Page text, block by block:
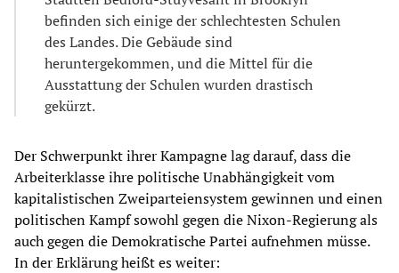
befinden sich einige der schlechtesten Schulen
des Landes. Die Gebäude sind
heruntergekommen, und die Mittel für die
Ausstattung der Schulen wurden drastisch
gekürzt.
Der Schwerpunkt ihrer Kampagne lag darauf, dass die
Arbeiterklasse ihre politische Unabhängigkeit vom
kapitalistischen Zweiparteiensystem gewinnen und einen
politischen Kampf sowohl gegen die Nixon-Regierung als
auch gegen die Demokratische Partei aufnehmen müsse.
In der Erklärung heißt es weiter: